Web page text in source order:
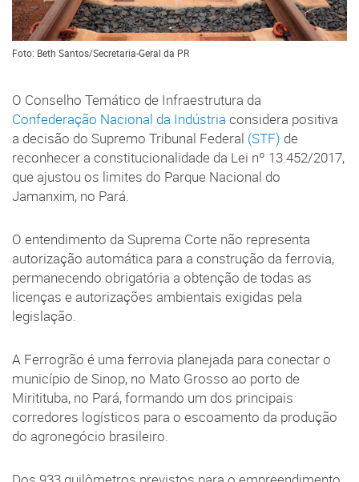
Foto: Beth Santos/Secretaria-Geral da PR
O Conselho Temático de Infraestrutura da
Confederação Nacional da Indústria considera positiva
a decisão do Supremo Tribunal Federal (STF) de
reconhecer a constitucionalidade da Lei nº 13.452/2017,
que ajustou os limites do Parque Nacional do
Jamanxim, no Pará.
O entendimento da Suprema Corte não representa
autorização automática para a construção da ferrovia,
permanecendo obrigatória a obtenção de todas as
licenças e autorizações ambientais exigidas pela
legislação.
A Ferrogrão é uma ferrovia planejada para conectar o
município de Sinop, no Mato Grosso ao porto de
Miritituba, no Pará, formando um dos principais
corredores logísticos para o escoamento da produção
do agronegócio brasileiro.